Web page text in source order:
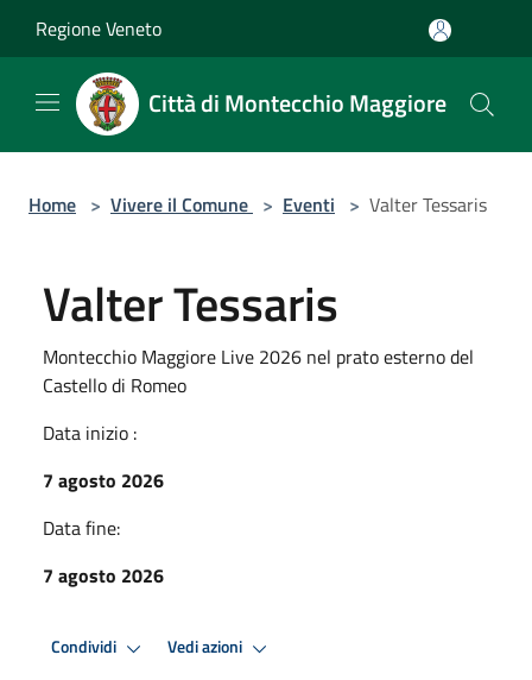
Regione Veneto
Città di Montecchio Maggiore
Home > Vivere il Comune > Eventi > Valter Tessaris
Valter Tessaris
Montecchio Maggiore Live 2026 nel prato esterno del
Castello di Romeo
Data inizio :
7 agosto 2026
Data fine:
7 agosto 2026
Condividi Vedi azioni